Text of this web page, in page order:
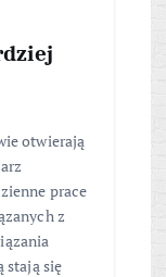
otwierają
prace
z
stają się